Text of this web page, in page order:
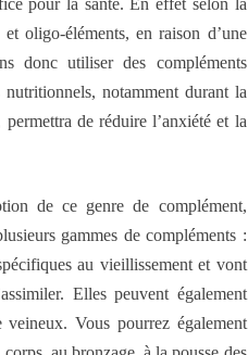
pour la santé. En effet selon la
oligo-éléments, en raison d’une
donc utiliser des compléments
notamment durant la
de réduire l’anxiété et la
de ce genre de complément,
gammes de compléments :
au vieillissement et vont
Elles peuvent également
Vous pourrez également